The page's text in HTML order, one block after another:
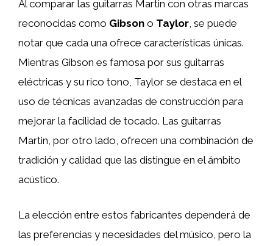
Al comparar las guitarras Martin con otras marcas
reconocidas como Gibson o Taylor, se puede
notar que cada una ofrece características únicas.
Mientras Gibson es famosa por sus guitarras
eléctricas y su rico tono, Taylor se destaca en el
uso de técnicas avanzadas de construcción para
mejorar la facilidad de tocado. Las guitarras
Martin, por otro lado, ofrecen una combinación de
tradición y calidad que las distingue en el ámbito
acústico.
La elección entre estos fabricantes dependerá de
las preferencias y necesidades del músico, pero la